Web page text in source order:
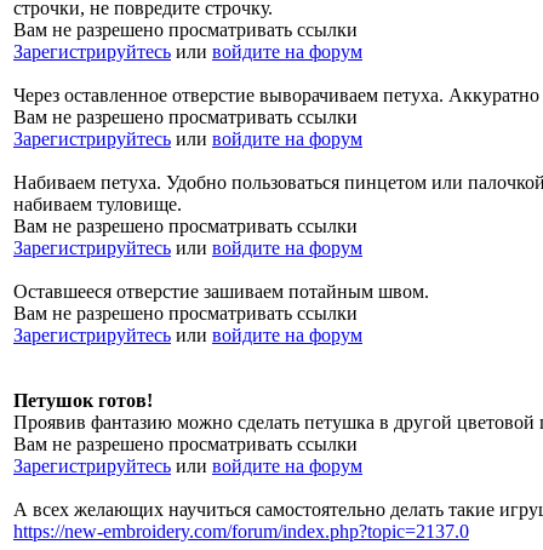
строчки, не повредите строчку.
Вам не разрешено просматривать ссылки
Зарегистрируйтесь или войдите на форум
Через оставленное отверстие выворачиваем петуха.
Вам не разрешено просматривать ссылки
Зарегистрируйтесь или войдите на форум
Набиваем петуха. Удобно пользоваться пинцетом или
набиваем туловище.
Вам не разрешено просматривать ссылки
Зарегистрируйтесь или войдите на форум
Оставшееся отверстие зашиваем потайным швом.
Вам не разрешено просматривать ссылки
Зарегистрируйтесь или войдите на форум
Петушок готов!
Проявив фантазию можно сделать петушка в другой
Вам не разрешено просматривать ссылки
Зарегистрируйтесь или войдите на форум
А всех желающих научиться самостоятельно делать такие
https://new-embroidery.com/forum/index.php?topic=2137.0